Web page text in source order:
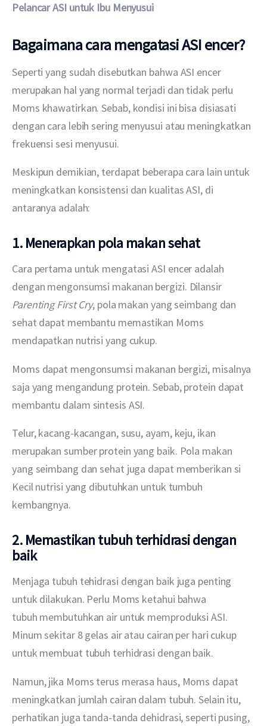
Pelancar ASI untuk Ibu Menyusui
Bagaimana cara mengatasi ASI encer?
Seperti yang sudah disebutkan bahwa ASI encer
merupakan hal yang normal terjadi dan tidak perlu
Moms khawatirkan. Sebab, kondisi ini bisa disiasati
dengan cara lebih sering menyusui atau meningkatkan
frekuensi sesi menyusui.
Meskipun demikian, terdapat beberapa cara lain untuk
meningkatkan konsistensi dan kualitas ASI, di
antaranya adalah:
1. Menerapkan pola makan sehat
Cara pertama untuk mengatasi ASI encer adalah
dengan mengonsumsi makanan bergizi. Dilansir
Parenting First Cry, pola makan yang seimbang dan
sehat dapat membantu memastikan Moms
mendapatkan nutrisi yang cukup.
Moms dapat mengonsumsi makanan bergizi, misalnya
saja yang mengandung protein. Sebab, protein dapat
membantu dalam sintesis ASI.
Telur, kacang-kacangan, susu, ayam, keju, ikan
merupakan sumber protein yang baik. Pola makan
yang seimbang dan sehat juga dapat memberikan si
Kecil nutrisi yang dibutuhkan untuk tumbuh
kembangnya.
2. Memastikan tubuh terhidrasi dengan
baik
Menjaga tubuh tehidrasi dengan baik juga penting
untuk dilakukan. Perlu Moms ketahui bahwa
tubuh membutuhkan air untuk memproduksi ASI.
Minum sekitar 8 gelas air atau cairan per hari cukup
untuk membuat tubuh terhidrasi dengan baik.
Namun, jika Moms terus merasa haus, Moms dapat
meningkatkan jumlah cairan dalam tubuh. Selain itu,
perhatikan juga tanda-tanda dehidrasi, seperti pusing,